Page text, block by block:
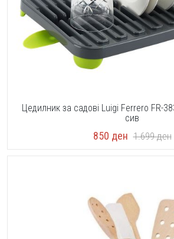
Цедилник за садовi Luigi Ferrero FR-
сив
850 ден 1.699ден